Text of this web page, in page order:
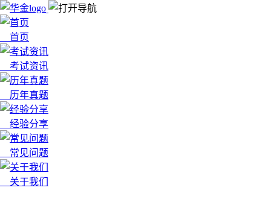
首页
考试资讯
历年真题
经验分享
常见问题
关于我们